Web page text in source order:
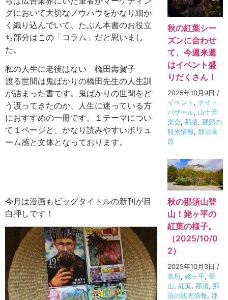
グにおいて大切なノウハウをかなり細か
く織り込んでいて、たぶん本書のお役立
ち部分はこの「コラム」だと思いまし
た。
私の人生に老後はない 橋田壽賀子
渡る世間は鬼ばかりの橋田先生の人生訓
が詰まった書です。鬼ばかりの世間をど
う渡ってきたのか、人生に迷っている方
におすすめの一冊です。１テーマについ
て１ページと、かなり読みやすいボリュ
ーム感と文体となっております。
今月は漫画もビッグタイトルの新刊が目
白押しです！
秋の紅葉シー
ズンに合わせ
て、今週来週
はイベント盛
りだくさん！
2025年10月9日 /
イベント ,ナイト
バザール, 山十音
楽会,那須,那須の
観光情報,那須高
原
秋の那須山登
山！姥ヶ平の
紅葉の様子。
（2025/10/0
2）
2025年10月3日 /
名所,姥ヶ平,登
山,紅葉,那須,那
須の観光情報,那